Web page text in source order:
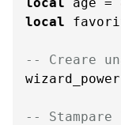
local
-- Creare
--